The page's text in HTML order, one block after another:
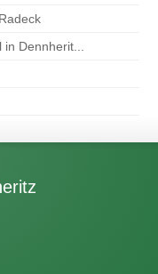
Dennherit...